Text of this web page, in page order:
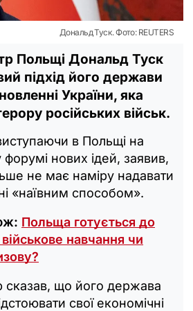
Дональд Туск. Фото: REUTERS
Польщі Дональд Туск
підхід його держави
України, яка
російських військ.
в Польщі на
нових ідей, заявив,
не має наміру надавати
«наївним способом».
Польща готується до
навчання чи
сказав, що його держава
свої економічні